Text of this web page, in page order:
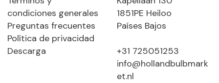
condiciones generales
Preguntas frecuentes
Política de privacidad
Descarga
1851PE Heiloo
Países Bajos
+31 725051253
info@hollandbulbmark
et.nl